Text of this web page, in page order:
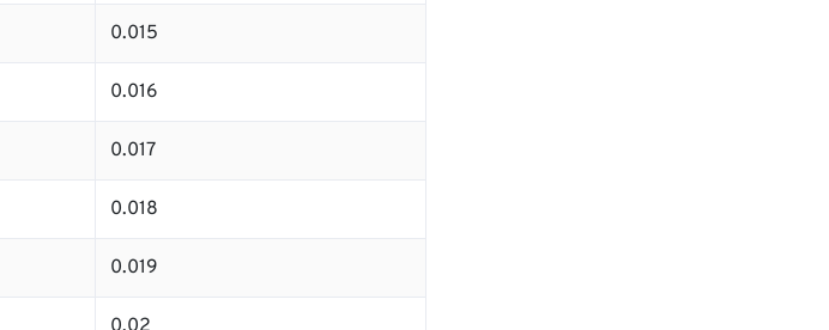
0.015
0.016
0.017
0.018
0.019